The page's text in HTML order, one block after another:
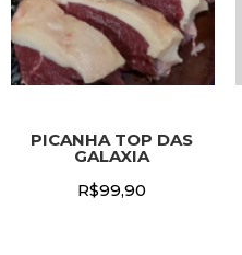
PICANHA TOP DAS
GALAXIA
R$99,90